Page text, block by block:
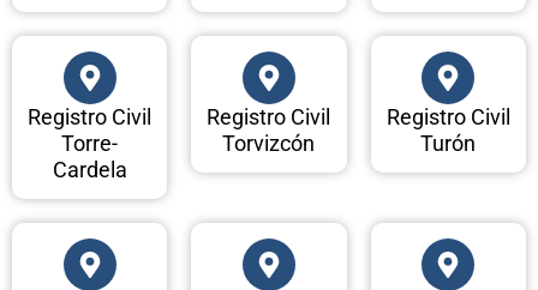
Registro Civil
Torre-
Cardela
Registro Civil
Torvizcón
Registro Civil
Turón